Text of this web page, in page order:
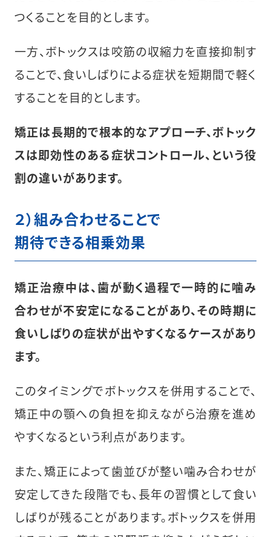
つくることを目的とします。
一方、ボトックスは咬筋の収縮力を直接抑制す
ることで、食いしばりによる症状を短期間で軽く
することを目的とします。
矯正は長期的で根本的なアプローチ、ボトック
スは即効性のある症状コントロール、という役
割の違いがあります。
２）組み合わせることで
期待できる相乗効果
矯正治療中は、歯が動く過程で一時的に噛み
合わせが不安定になることがあり、その時期に
食いしばりの症状が出やすくなるケースがあり
ます。
このタイミングでボトックスを併用することで、
矯正中の顎への負担を抑えながら治療を進め
やすくなるという利点があります。
また、矯正によって歯並びが整い噛み合わせが
安定してきた段階でも、長年の習慣として食い
しばりが残ることがあります。ボトックスを併用